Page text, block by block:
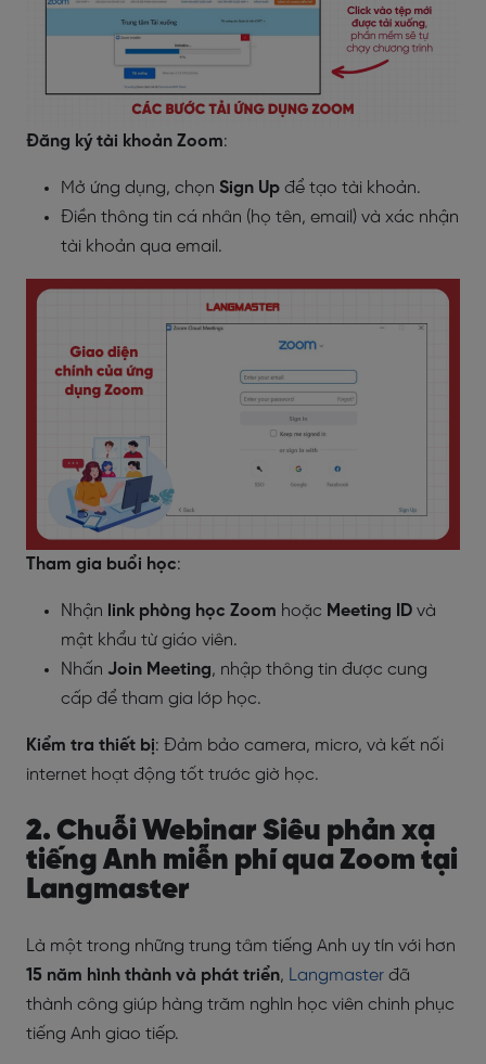
Đăng ký tài khoản Zoom:
Mở ứng dụng, chọn Sign Up để tạo tài khoản.
Điền thông tin cá nhân (họ tên, email) và xác nhận
tài khoản qua email.
Tham gia buổi học:
Nhận link phòng học Zoom hoặc Meeting ID và
mật khẩu từ giáo viên.
Nhấn Join Meeting, nhập thông tin được cung
cấp để tham gia lớp học.
Kiểm tra thiết bị: Đảm bảo camera, micro, và kết nối
internet hoạt động tốt trước giờ học.
2. Chuỗi Webinar Siêu phản xạ
tiếng Anh miễn phí qua Zoom tại
Langmaster
Là một trong những trung tâm tiếng Anh uy tín với hơn
15 năm hình thành và phát triển, Langmaster đã
thành công giúp hàng trăm nghìn học viên chinh phục
tiếng Anh giao tiếp.